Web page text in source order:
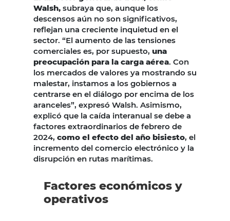
Walsh, subraya que, aunque los
descensos aún no son significativos,
reflejan una creciente inquietud en el
sector. “El aumento de las tensiones
comerciales es, por supuesto, una
preocupación para la carga aérea. Con
los mercados de valores ya mostrando su
malestar, instamos a los gobiernos a
centrarse en el diálogo por encima de los
aranceles”, expresó Walsh. Asimismo,
explicó que la caída interanual se debe a
factores extraordinarios de febrero de
2024, como el efecto del año bisiesto, el
incremento del comercio electrónico y la
disrupción en rutas marítimas.
Factores económicos y
operativos